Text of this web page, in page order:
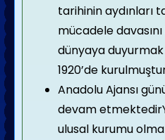
tarihinin aydınları
mücadele
dünyaya
1920’de
Anadolu Ajansı
devam
ulusal kurumu